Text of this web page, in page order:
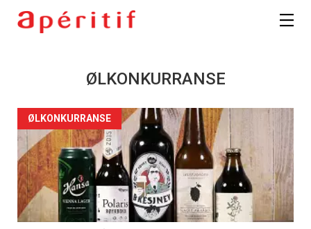
ØLKONKURRANSE
ØLKONKURRANSE